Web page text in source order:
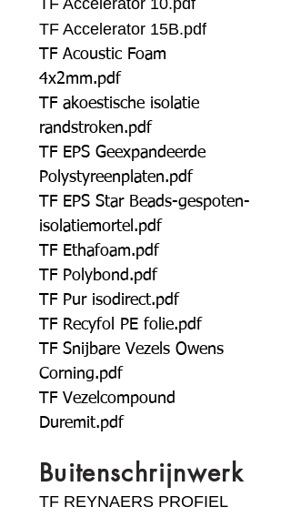
TF Accelerator 10.pdf
TF Accelerator 15B.pdf
TF Acoustic Foam
4x2mm.pdf
TF akoestische isolatie
randstroken.pdf
TF EPS Geexpandeerde
Polystyreenplaten.pdf
TF EPS Star Beads-gespoten-
isolatiemortel.pdf
TF Ethafoam.pdf
TF Polybond.pdf
TF Pur isodirect.pdf
TF Recyfol PE folie.pdf
TF Snijbare Vezels Owens
Corning.pdf
TF Vezelcompound
Duremit.pdf
Buitenschrijnwerk
TF REYNAERS PROFIEL